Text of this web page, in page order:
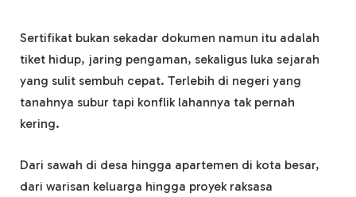
Sertifikat bukan sekadar dokumen namun itu adalah
tiket hidup, jaring pengaman, sekaligus luka sejarah
yang sulit sembuh cepat. Terlebih di negeri yang
tanahnya subur tapi konflik lahannya tak pernah
kering.
Dari sawah di desa hingga apartemen di kota besar,
dari warisan keluarga hingga proyek raksasa